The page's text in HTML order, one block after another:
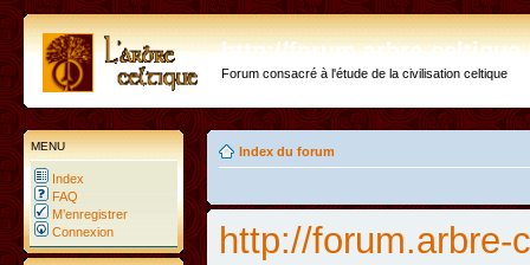
http://forum.arbre-
Forum consacré à l'étude de la civilisation celtique
MENU
Index
FAQ
M’enregistrer
Connexion
Index du forum
http://forum.arbre-